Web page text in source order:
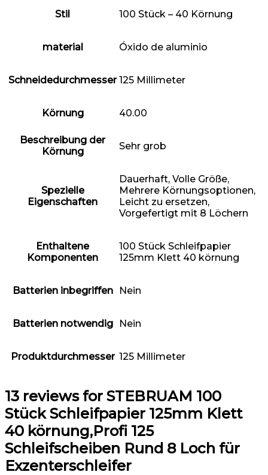
Stil ‎100 Stück – 40 Körnung
material ‎Óxido de aluminio
Schneidedurchmesser ‎125 Millimeter
Körnung ‎40.00
Beschreibung der
Körnung
‎Sehr grob
Spezielle
Eigenschaften
‎Dauerhaft, Volle Größe,
Mehrere Körnungsoptionen,
Leicht zu ersetzen,
Vorgefertigt mit 8 Löchern
Enthaltene
Komponenten
‎100 Stück Schleifpapier
125mm Klett 40 körnung
Batterien inbegriffen ‎Nein
Batterien notwendig ‎Nein
Produktdurchmesser ‎125 Millimeter
13 reviews for STEBRUAM 100
Stück Schleifpapier 125mm Klett
40 körnung,Profi 125
Schleifscheiben Rund 8 Loch für
Exzenterschleifer